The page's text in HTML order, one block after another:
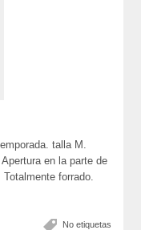
talla M.
en la parte de
forrado.
No etiquetas